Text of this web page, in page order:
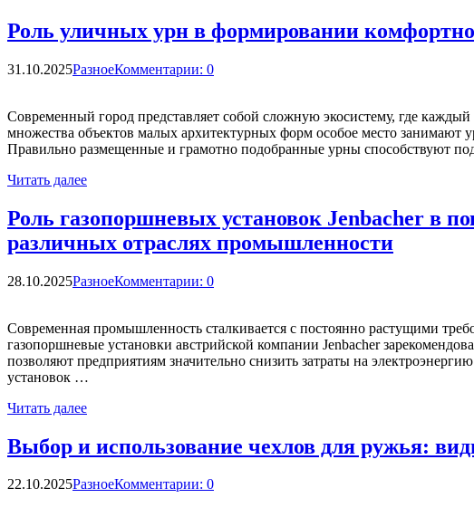
Роль уличных урн в формировании
31.10.2025РазноеКомментарии: 0
Современный город представляет собой сложную экосистему, где
множества объектов малых архитектурных форм особое место
Правильно размещенные и грамотно подобранные урны способствуют
Читать далее
Роль газопоршневых установок Jenbacher в
различных отраслях промышленности
28.10.2025РазноеКомментарии: 0
Современная промышленность сталкивается с постоянно растущими
газопоршневые установки австрийской компании Jenbacher
позволяют предприятиям значительно снизить затраты на
установок …
Читать далее
Выбор и использование чехлов для ружья:
22.10.2025РазноеКомментарии: 0